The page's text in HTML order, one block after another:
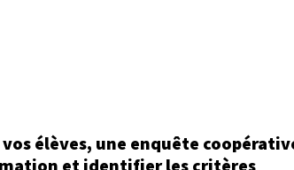
élèves, une enquête